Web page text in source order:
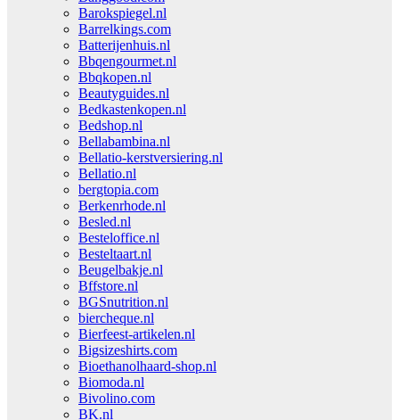
Barokspiegel.nl
Barrelkings.com
Batterijenhuis.nl
Bbqengourmet.nl
Bbqkopen.nl
Beautyguides.nl
Bedkastenkopen.nl
Bedshop.nl
Bellabambina.nl
Bellatio-kerstversiering.nl
Bellatio.nl
bergtopia.com
Berkenrhode.nl
Besled.nl
Besteloffice.nl
Besteltaart.nl
Beugelbakje.nl
Bffstore.nl
BGSnutrition.nl
biercheque.nl
Bierfeest-artikelen.nl
Bigsizeshirts.com
Bioethanolhaard-shop.nl
Biomoda.nl
Bivolino.com
BK.nl